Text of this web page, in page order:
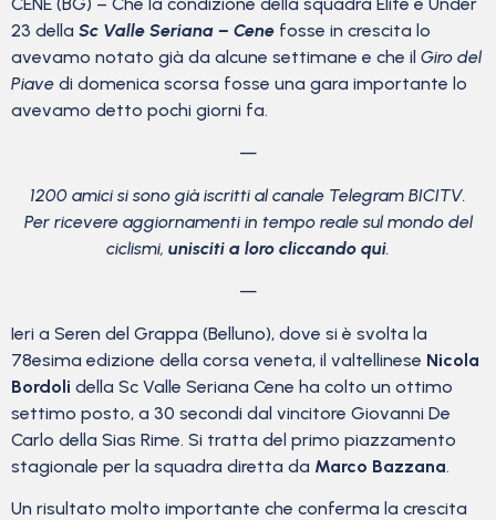
23 della Sc Valle Seriana – Cene fosse in crescita lo
avevamo notato già da alcune settimane e che il Giro del
Piave di domenica scorsa fosse una gara importante lo
avevamo detto pochi giorni fa.
—
1200 amici si sono già iscritti al canale Telegram BICITV.
Per ricevere aggiornamenti in tempo reale sul mondo del
ciclismi, unisciti a loro cliccando qui.
—
Ieri a Seren del Grappa (Belluno), dove si è svolta la
78esima edizione della corsa veneta, il valtellinese Nicola
Bordoli della Sc Valle Seriana Cene ha colto un ottimo
settimo posto, a 30 secondi dal vincitore Giovanni De
Carlo della Sias Rime. Si tratta del primo piazzamento
stagionale per la squadra diretta da Marco Bazzana.
Un risultato molto importante che conferma la crescita